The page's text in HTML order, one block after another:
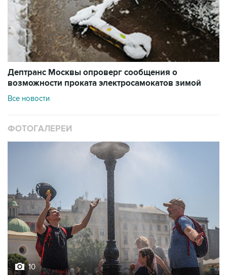
Дептранс Москвы опроверг сообщения о
возможности проката электросамокатов зимой
Все новости
ФОТОГАЛЕРЕИ
10